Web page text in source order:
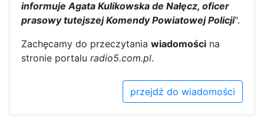
informuje Agata Kulikowska de Nałęcz, oficer
prasowy tutejszej Komendy Powiatowej Policji".
Zachęcamy do przeczytania wiadomości na
stronie portalu radio5.com.pl.
przejdź do wiadomości